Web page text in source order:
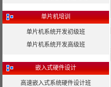
单片机培训
单片机系统开发初级班
单片机系统开发高级班
嵌入式硬件设计
高速嵌入式系统硬件设计班